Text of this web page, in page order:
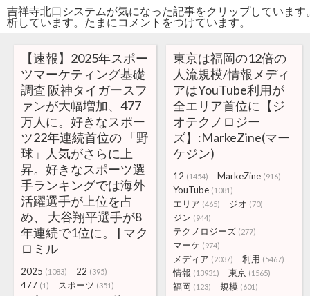
吉祥寺北口システムが気になった記事をクリップしていま
析しています。たまにコメントをつけています。
【速報】2025年スポー
ツマーケティング基礎
調査 阪神タイガースフ
ァンが大幅増加、477
万人に。好きなスポー
ツ22年連続首位の 「野
球」人気がさらに上
昇。好きなスポーツ選
手ランキングでは海外
活躍選手が上位を占
め、 大谷翔平選手が8
年連続で1位に。 | マク
ロミル
2025 (1083) 22 (395)
477 (1) スポーツ (351)
東京は福岡の12倍の
人流規模/情報メディ
アはYouTube利用が
全エリア首位に【ジ
オテクノロジー
ズ】:MarkeZine(マー
ケジン)
12 (1454) MarkeZine (916)
YouTube (1081)
エリア (465) ジオ (70)
ジン (944)
テクノロジーズ (277)
マーケ (974)
メディア (2037) 利用 (5467)
情報 (13931) 東京 (1565)
福岡 (123) 規模 (601)